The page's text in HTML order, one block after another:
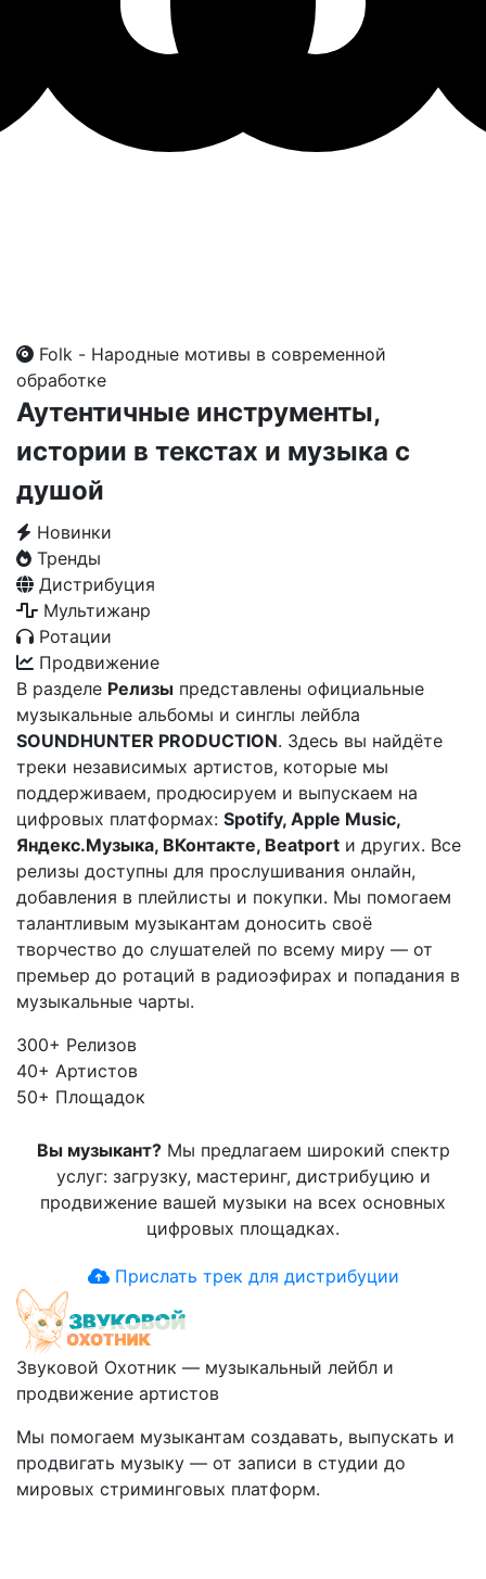
Folk - Народные мотивы в современной
обработке
Аутентичные инструменты,
истории в текстах и музыка с
душой
Новинки
Тренды
Дистрибуция
Мультижанр
Ротации
Продвижение
В разделе Релизы представлены официальные
музыкальные альбомы и синглы лейбла
SOUNDHUNTER PRODUCTION. Здесь вы найдёте
треки независимых артистов, которые мы
поддерживаем, продюсируем и выпускаем на
цифровых платформах: Spotify, Apple Music,
Яндекс.Музыка, ВКонтакте, Beatport и других. Все
релизы доступны для прослушивания онлайн,
добавления в плейлисты и покупки. Мы помогаем
талантливым музыкантам доносить своё
творчество до слушателей по всему миру — от
премьер до ротаций в радиоэфирах и попадания в
музыкальные чарты.
300+ Релизов
40+ Артистов
50+ Площадок
Вы музыкант?Мы предлагаем широкий спектр
услуг: загрузку, мастеринг, дистрибуцию и
продвижение вашей музыки на всех основных
цифровых площадках.
Прислать трек для дистрибуции
Звуковой Охотник — музыкальный лейбл и
продвижение артистов
Мы помогаем музыкантам создавать, выпускать и
продвигать музыку — от записи в студии до
мировых стриминговых платформ.